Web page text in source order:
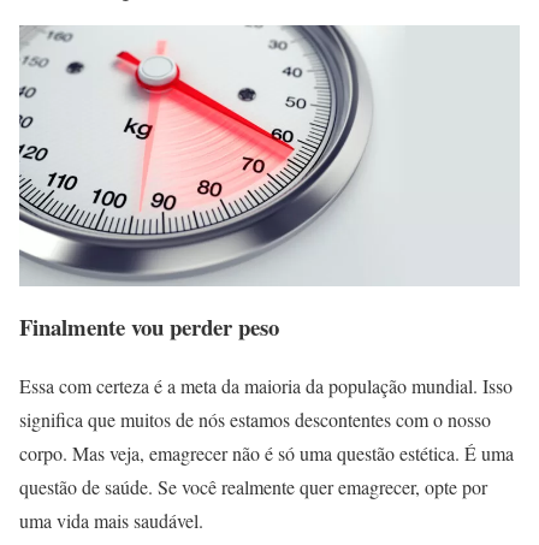
Finalmente vou perder peso
Essa com certeza é a meta da maioria da população mundial. Isso
significa que muitos de nós estamos descontentes com o nosso
corpo. Mas veja, emagrecer não é só uma questão estética. É uma
questão de saúde. Se você realmente quer emagrecer, opte por
uma vida mais saudável.